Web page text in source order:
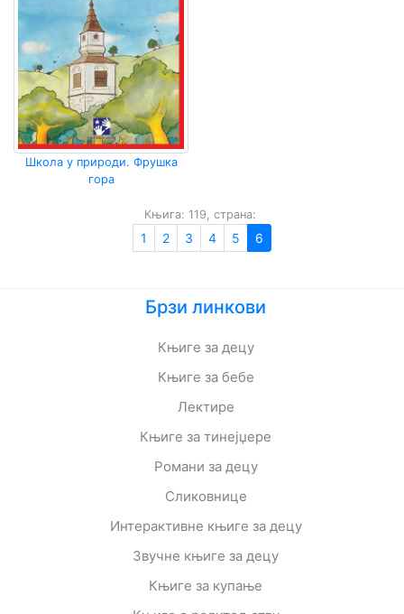
Школа у природи. Фрушка
гора
Књига: 119, страна:
1 2 3 4 5 6
Брзи линкови
Књиге за децу
Књиге за бебе
Лектире
Књиге за тинејџере
Романи за децу
Сликовнице
Интерактивне књиге за децу
Звучне књиге за децу
Књиге за купање